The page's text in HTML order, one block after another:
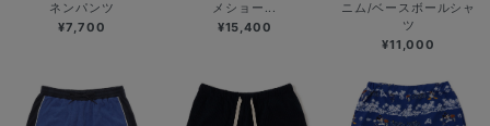
ネンパンツ
¥7,700
メショー...
¥15,400
ニム/ベースボールシャ
ツ
¥11,000